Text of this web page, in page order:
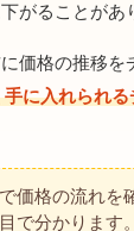
がることがあ
価格の推移を
に入れられる
価格の流れを
で分かります。